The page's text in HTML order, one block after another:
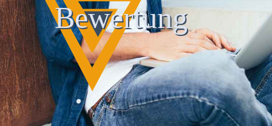
Bewertung